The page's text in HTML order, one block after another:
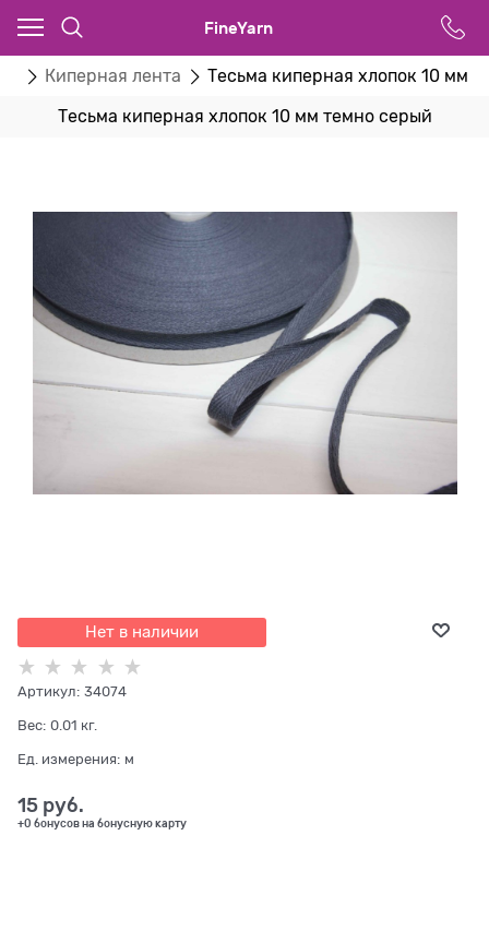
FineYarn
Киперная лента Тесьма киперная хлопок 10 мм
Тесьма киперная хлопок 10 мм темно серый
Нет в наличии
Артикул: 34074
Вес: 0.01 кг.
Ед. измерения: м
15 руб.
+0 бонусов на бонусную карту